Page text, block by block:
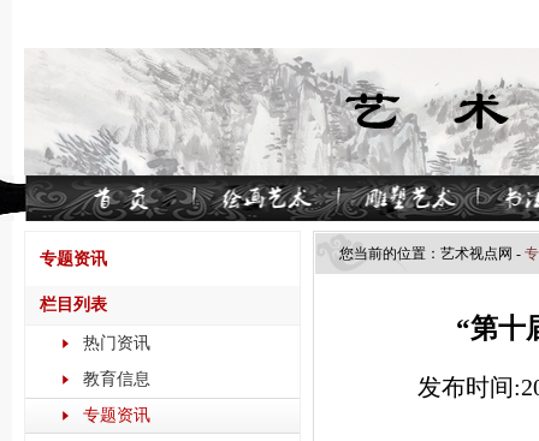
专题资讯
栏目列表
热门资讯
教育信息
专题资讯
您当前的位置： 艺术视点​网 -
“第十
发布时间